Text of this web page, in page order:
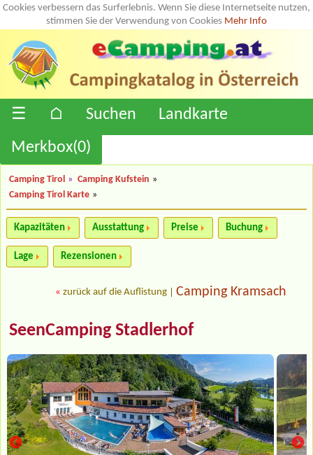
Cookies verbessern das Surferlebnis. Wenn Sie diese Internetseite nutzen,
stimmen Sie der Verwendung von Cookies Mehr Info
☰ ⌂ Suchen
Landkarte
Merkbox(0)
Camping Tirol » Camping Kufstein »
Camping Tirol Karte »
Kapazitäten Ausstattung Preise Buchung
Lage Rezensionen
« zurück auf die Auflistung Camping Kramsach
SeenCamping Stadlerhof